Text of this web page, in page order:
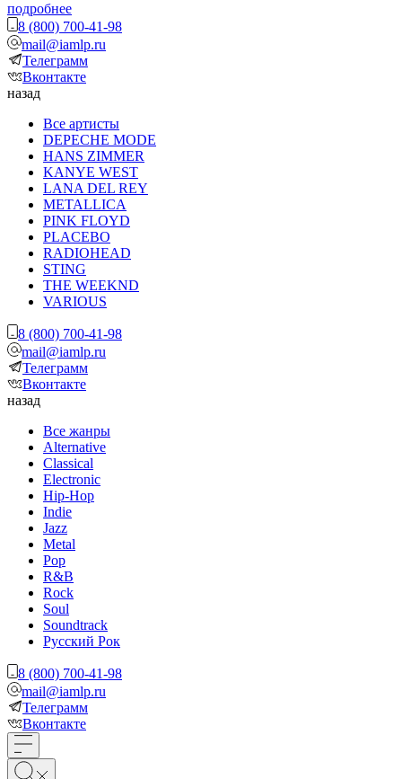
подробнее
8 (800) 700-41-98
mail@iamlp.ru
Телеграмм
Вконтакте
назад
Все артисты
DEPECHE MODE
HANS ZIMMER
KANYE WEST
LANA DEL REY
METALLICA
PINK FLOYD
PLACEBO
RADIOHEAD
STING
THE WEEKND
VARIOUS
8 (800) 700-41-98
mail@iamlp.ru
Телеграмм
Вконтакте
назад
Все жанры
Alternative
Classical
Electronic
Hip-Hop
Indie
Jazz
Metal
Pop
R&B
Rock
Soul
Soundtrack
Русский Рок
8 (800) 700-41-98
mail@iamlp.ru
Телеграмм
Вконтакте